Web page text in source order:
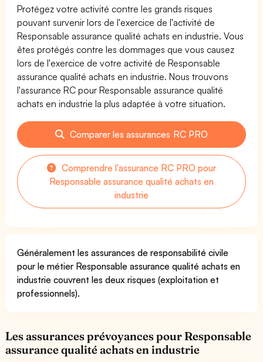
Protégez votre activité contre les grands risques
pouvant survenir lors de l'exercice de l'activité de
Responsable assurance qualité achats en industrie. Vous
êtes protégés contre les dommages que vous causez
lors de l'exercice de votre activité de Responsable
assurance qualité achats en industrie. Nous trouvons
l'assurance RC pour Responsable assurance qualité
achats en industrie la plus adaptée à votre situation.
Comparer les assurances RC PRO
Comprendre l'assurance RC PRO pour
Responsable assurance qualité achats en
industrie
Généralement les assurances de responsabilité civile
pour le métier Responsable assurance qualité achats en
industrie couvrent les deux risques (exploitation et
professionnels).
Les assurances prévoyances pour Responsable
assurance qualité achats en industrie